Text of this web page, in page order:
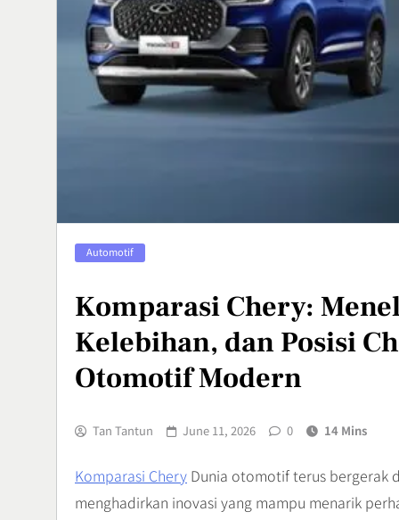
Automotif
Komparasi Chery:
Kelebihan, dan Posisi
Otomotif Modern
Tan Tantun June 11, 2026 0 14 Mins
Komparasi Chery Dunia otomotif terus bergerak
menghadirkan inovasi yang mampu menarik
6
Tradisional
Rasa
Culinary
8